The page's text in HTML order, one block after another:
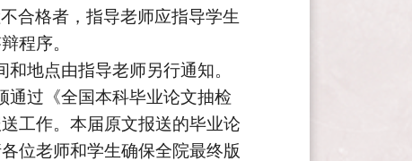
合格者 ， 指导老师应指导学生
程序。
和地点由指导老师另行通知。
通过《全国本科毕业论文抽检
工作。本届原文报送的毕业论
位老师和学生确保全院最终版